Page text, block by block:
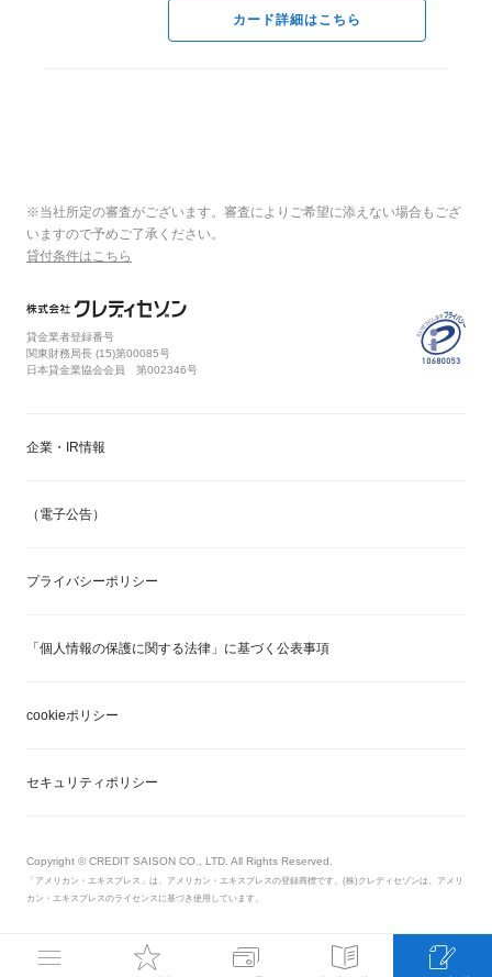
カード詳細はこちら
※当社所定の審査がございます。審査によりご希望に添えない場合もござ
いますので予めご了承ください。
貸付条件はこちら
貸金業者登録番号
関東財務局長 (15)第00085号
日本貸金業協会会員 第002346号
企業・IR情報
（電子公告）
プライバシーポリシー
「個人情報の保護に関する法律」に基づく公表事項
cookieポリシー
セキュリティポリシー
Copyright © CREDIT SAISON CO., LTD. All Rights Reserved.
「アメリカン・エキスプレス」は、アメリカン・エキスプレスの登録商標です。(株)クレディセゾンは、アメリ
カン・エキスプレスのライセンスに基づき使用しています。